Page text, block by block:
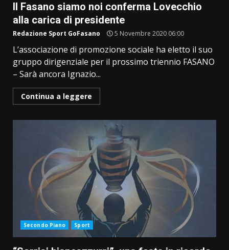
Il Fasano siamo noi conferma Lovecchio
alla carica di presidente
Redazione Sport GoFasano 5 Novembre 2020 06:00
L’associazione di promozione sociale ha eletto il suo
gruppo dirigenziale per il prossimo triennio FASANO
– Sarà ancora Ignazio...
Continua a leggere
Secondo Piano Sport